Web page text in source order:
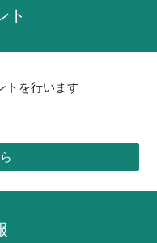
ト
トを行います